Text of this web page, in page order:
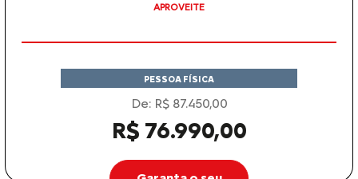
APROVEITE
PESSOA FÍSICA
De: R$ 87.450,00
R$ 76.990,00